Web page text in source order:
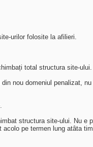
urilor folosite la afilieri.
total structura site-ului.
nou domeniul penalizat,
structura site-ului. Nu e
pe termen lung atâta